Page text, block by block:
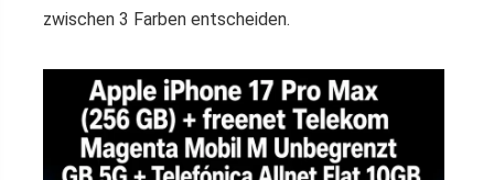
zwischen 3 Farben entscheiden.